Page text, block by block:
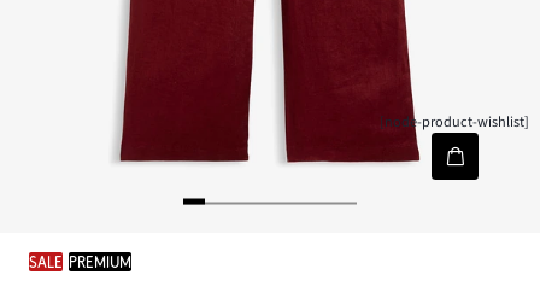
[node-product-wishlist]
SALE PREMIUM